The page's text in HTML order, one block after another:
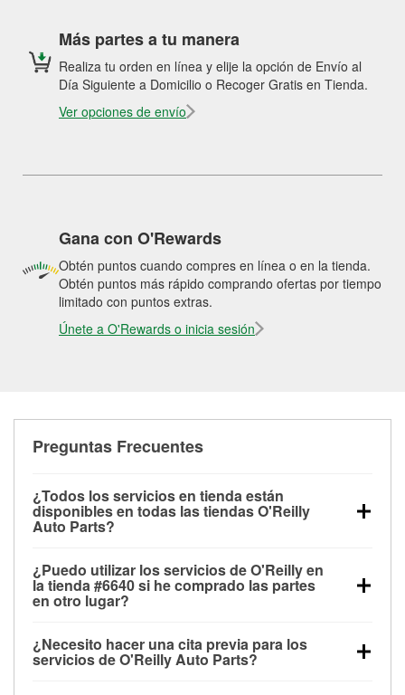
Más partes a tu manera
Realiza tu orden en línea y elije la opción de Envío al
Día Siguiente a Domicilio o Recoger Gratis en Tienda.
Ver opciones de envío
Gana con O'Rewards
Obtén puntos cuando compres en línea o en la tienda.
Obtén puntos más rápido comprando ofertas por tiempo
limitado con puntos extras.
Únete a O'Rewards o inicia sesión
Preguntas Frecuentes
¿Todos los servicios en tienda están
disponibles en todas las tiendas O'Reilly
Auto Parts?
las pruebas de batería, pruebas de alternador y
motor de arranque, revisión de la luz “Check Engine”
con O'Reilly VeriScan® e instalación de
limpiaparabrisas o bombillas, están disponibles en
todas las tiendas O'Reilly Auto Parts. La tienda
¿Puedo utilizar los servicios de O'Reilly en
la tienda #6640 si he comprado las partes
en otro lugar?
de O'Reilly Auto Parts que estén disponibles en la
tienda #6640 de Coraopolis, PA aunque hayas
¿Necesito hacer una cita previa para los
servicios de O'Reilly Auto Parts?